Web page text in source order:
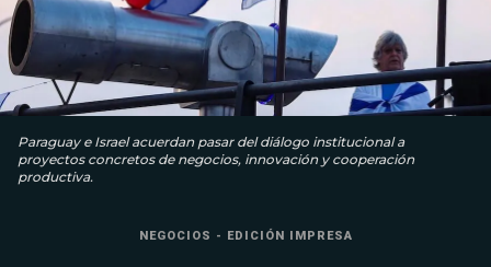
Paraguay e Israel acuerdan pasar del diálogo institucional a
proyectos concretos de negocios, innovación y cooperación
productiva.
NEGOCIOS - EDICIÓN IMPRESA